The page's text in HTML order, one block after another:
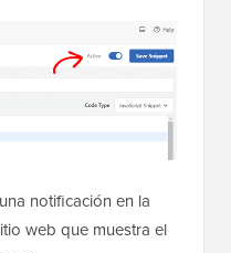
Uso en 1 clic en
WordPress
'Guardar fragmento' y
a 'Activo'.